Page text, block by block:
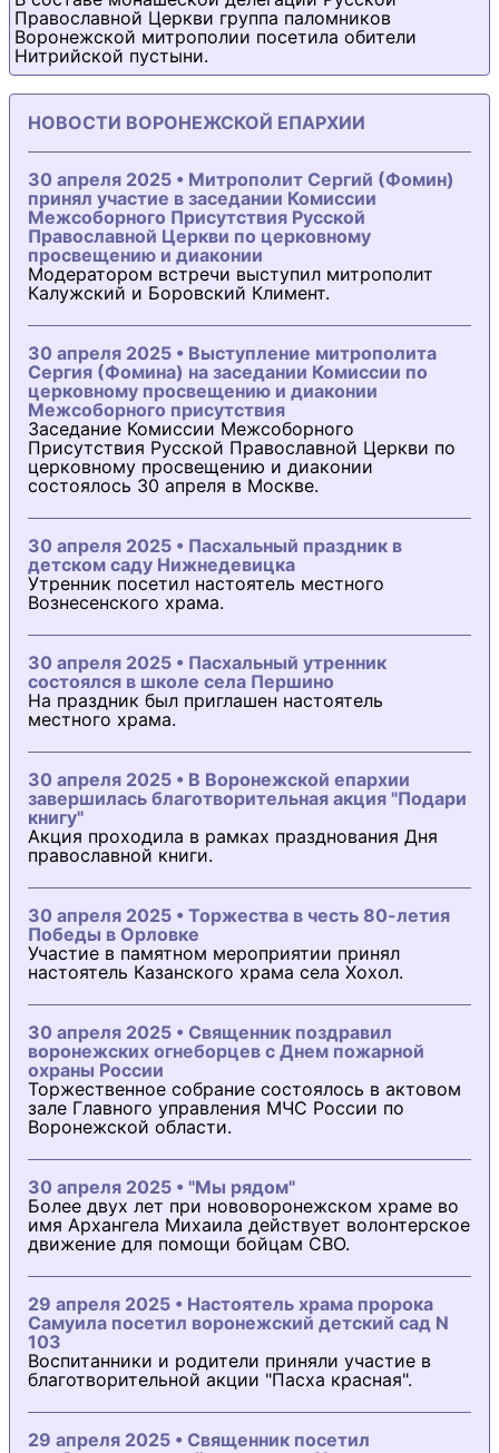
Православной Церкви группа паломников
Воронежской митрополии посетила обители
Нитрийской пустыни.
НОВОСТИ ВОРОНЕЖСКОЙ ЕПАРХИИ
30 апреля 2025 • Митрополит Сергий (Фомин)
принял участие в заседании Комиссии
Межсоборного Присутствия Русской
Православной Церкви по церковному
просвещению и диаконии
Модератором встречи выступил митрополит
Калужский и Боровский Климент.
30 апреля 2025 • Выступление митрополита
Сергия (Фомина) на заседании Комиссии по
церковному просвещению и диаконии
Межсоборного присутствия
Заседание Комиссии Межсоборного
Присутствия Русской Православной Церкви по
церковному просвещению и диаконии
состоялось 30 апреля в Москве.
30 апреля 2025 • Пасхальный праздник в
детском саду Нижнедевицка
Утренник посетил настоятель местного
Вознесенского храма.
30 апреля 2025 • Пасхальный утренник
состоялся в школе села Першино
На праздник был приглашен настоятель
местного храма.
30 апреля 2025 • В Воронежской епархии
завершилась благотворительная акция "Подари
книгу"
Акция проходила в рамках празднования Дня
православной книги.
30 апреля 2025 • Торжества в честь 80-летия
Победы в Орловке
Участие в памятном мероприятии принял
настоятель Казанского храма села Хохол.
30 апреля 2025 • Священник поздравил
воронежских огнеборцев с Днем пожарной
охраны России
Торжественное собрание состоялось в актовом
зале Главного управления МЧС России по
Воронежской области.
30 апреля 2025 • "Мы рядом"
Более двух лет при нововоронежском храме во
имя Архангела Михаила действует волонтерское
движение для помощи бойцам СВО.
29 апреля 2025 • Настоятель храма пророка
Самуила посетил воронежский детский сад N
103
Воспитанники и родители приняли участие в
благотворительной акции "Пасха красная".
29 апреля 2025 • Священник посетил